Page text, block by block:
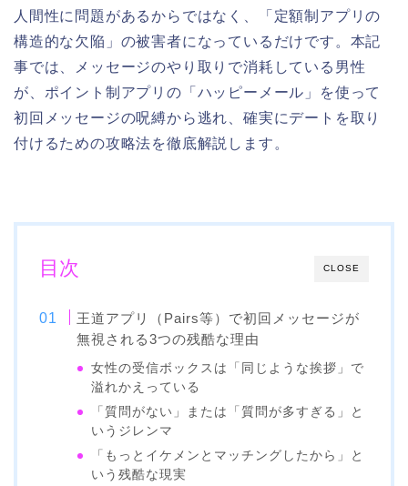
人間性に問題があるからではなく、「定額制アプリの
構造的な欠陥」の被害者になっているだけです。本記
事では、メッセージのやり取りで消耗している男性
が、ポイント制アプリの「ハッピーメール」を使って
初回メッセージの呪縛から逃れ、確実にデートを取り
付けるための攻略法を徹底解説します。
CLOSE
目次
王道アプリ（Pairs等）で初回メッセージが
無視される3つの残酷な理由
女性の受信ボックスは「同じような挨拶」で
溢れかえっている
「質問がない」または「質問が多すぎる」と
いうジレンマ
「もっとイケメンとマッチングしたから」と
いう残酷な現実